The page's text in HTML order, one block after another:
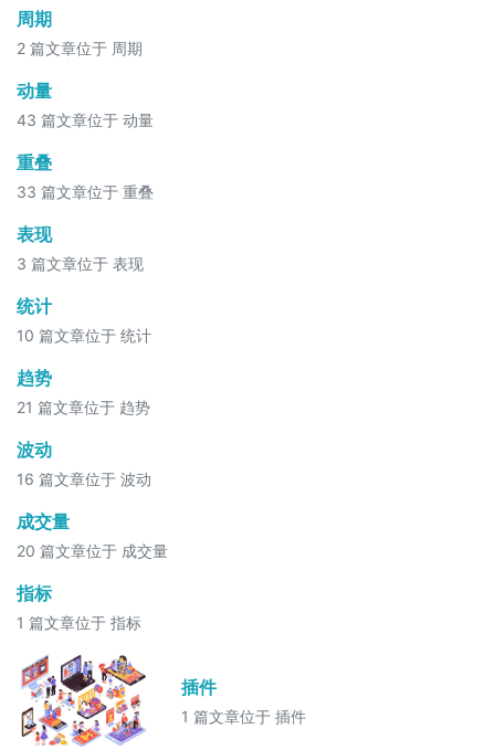
周期
2 篇文章位于 周期
动量
43 篇文章位于 动量
重叠
33 篇文章位于 重叠
表现
3 篇文章位于 表现
统计
10 篇文章位于 统计
趋势
21 篇文章位于 趋势
波动
16 篇文章位于 波动
成交量
20 篇文章位于 成交量
指标
1 篇文章位于 指标
插件
1 篇文章位于 插件